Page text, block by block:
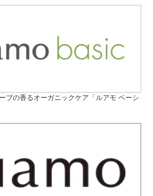
ブの香るオーガニックケア「ルアモ ベーシ